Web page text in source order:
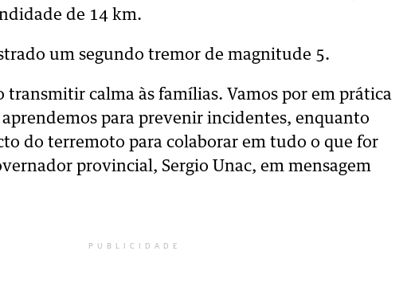
de 14 km.
um segundo tremor de magnitude 5.
transmitir calma às famílias. Vamos por em prática
para prevenir incidentes, enquanto
do terremoto para colaborar em tudo o que for
provincial, Sergio Unac, em mensagem
PUBLICIDADE